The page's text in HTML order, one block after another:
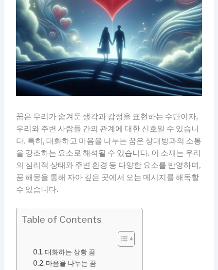
꿈은 우리가 숨겨둔 생각과 감정을 표현하는 수단이자,
우리와 주변 사람들 간의 관계에 대한 신호일 수 있습니
다. 특히, 대화하고 마음을 나누는 꿈은 상대방과의 소통
을 강조하는 요소로 해석될 수 있습니다. 이 소재는 우리
의 심리적 상태와 주변 환경 등 다양한 요소를 반영하며,
꿈 해몽을 통해 자아 깊은 곳에서 오는 메시지를 해독할
수 있습니다.
Table of Contents
대화하는 상황 꿈
마음을 나누는 꿈